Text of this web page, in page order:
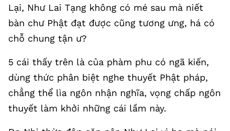
Lại, Như Lai Tạng không có mé sau mà niết
bàn chư Phật đạt được cũng tương ưng, há có
chỗ chung tận ư?
5 cái thấy trên là của phàm phu có ngã kiến,
dùng thức phân biệt nghe thuyết Phật pháp,
chẳng thể lìa ngôn nhận nghĩa, vọng chấp ngôn
thuyết làm khởi những cái lầm này.